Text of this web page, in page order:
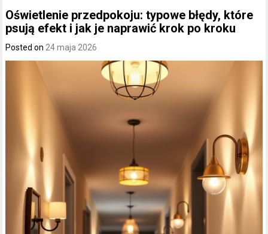
Oświetlenie przedpokoju: typowe błędy, które
psują efekt i jak je naprawić krok po kroku
Posted on 24 maja 2026